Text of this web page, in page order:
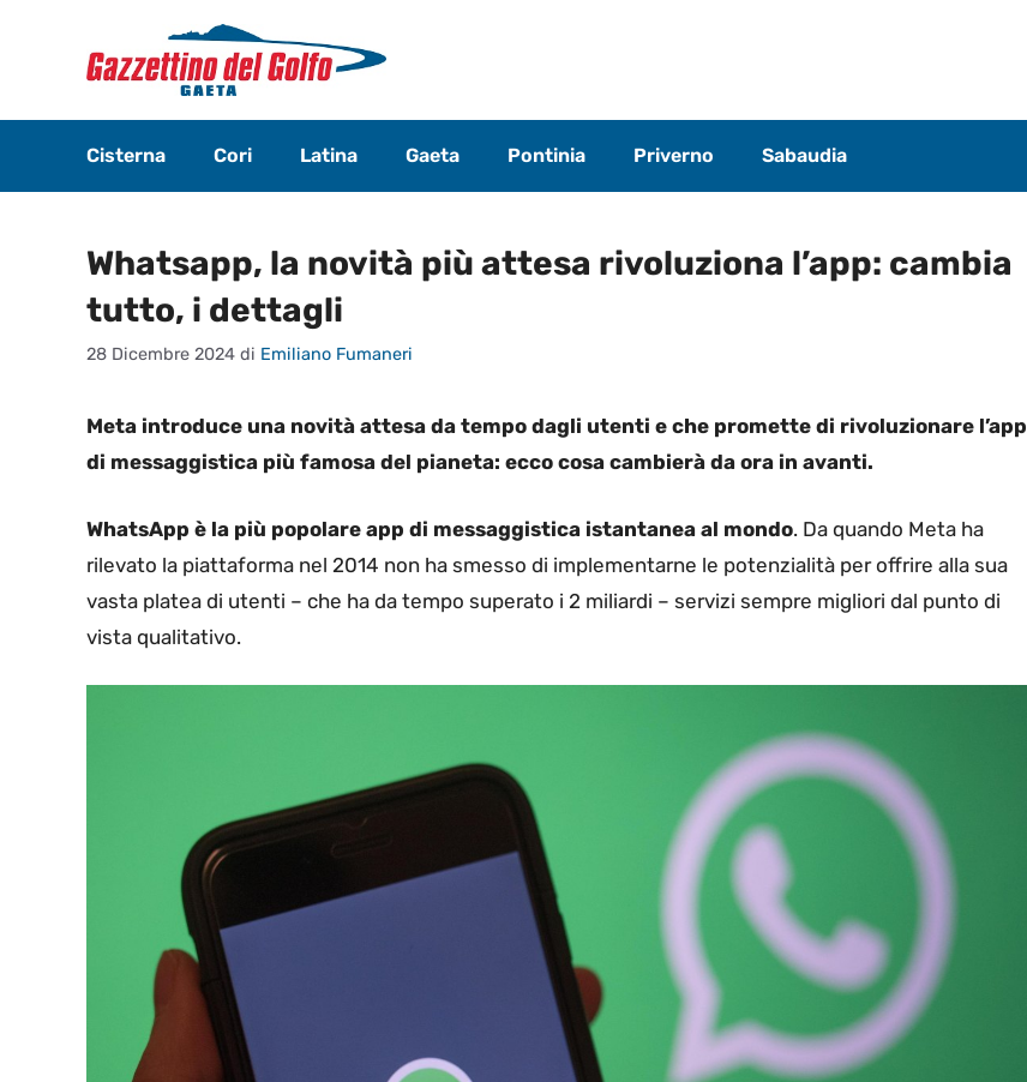
contenuto
Cisterna Cori Latina Gaeta Pontinia Priverno Sabaudia
Whatsapp, la novità più attesa rivoluziona l’app: cambia
tutto, i dettagli
28 Dicembre 2024 di Emiliano Fumaneri
Meta introduce una novità attesa da tempo dagli utenti e che promette di rivoluzionare l’app
di messaggistica più famosa del pianeta: ecco cosa cambierà da ora in avanti.
WhatsApp è la più popolare app di messaggistica istantanea al mondo. Da quando Meta ha
rilevato la piattaforma nel 2014 non ha smesso di implementarne le potenzialità per offrire alla sua
vasta platea di utenti – che ha da tempo superato i 2 miliardi – servizi sempre migliori dal punto di
vista qualitativo.